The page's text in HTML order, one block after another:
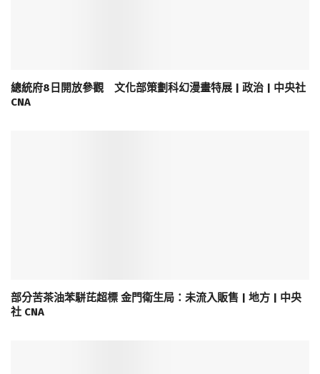
總統府8日開放參觀 文化部策劃科幻漫畫特展 | 政治 | 中央社
CNA
部分苦茶油苯駢芘超標 金門衛生局：未流入販售 | 地方 | 中央
社 CNA